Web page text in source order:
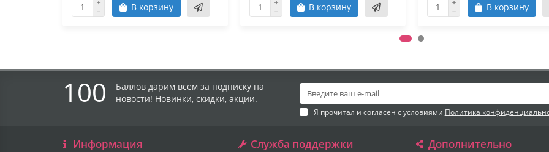
В корзину В корзину В корзину
100
Баллов дарим всем за подписку на
новости! Новинки, скидки, акции.
Я прочитал и согласен с условиями Политика
Информация Служба поддержки Дополнительно